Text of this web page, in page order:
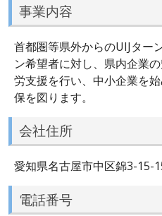
事業内容
首都圏等県外からのUIJター
ン希望者に対し、県内企業
労支援を行い、中小企業を
保を図ります。
会社住所
愛知県名古屋市中区錦3-
電話番号